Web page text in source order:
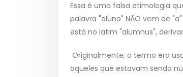
Essa é uma falsa etimologia
palavra "aluno" NÃO vem de
está no latim "alumnus",
Originalmente, o termo era
aqueles que estavam sendo